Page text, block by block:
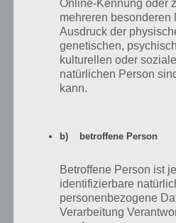
nicht langweilig.
Auch die In-App-Käufe sind nicht
diese gut im Spiel vorankommt.
Man’s Land zwar nur für iOS (iPhone,
iPad und iPod Touch im
Im iTunes App Store kannst du dir
kostenlos herunterladen. Neben rund
brauchst du weiterhin iOS 8 oder
Land ist für das iPhone, iPad und
Online-Kennung oder
mehreren besonderen
Ausdruck der
genetischen,
kulturellen oder
natürlichen Person
kann.
b) betroffene Person
Betroffene Person ist
identifizierbare
personenbezogene
Verarbeitung